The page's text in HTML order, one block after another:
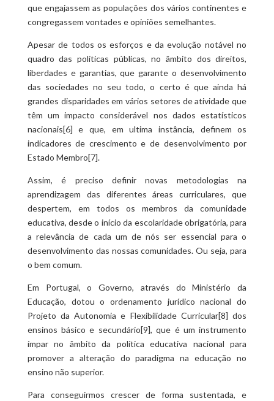
que engajassem as populações dos vários continentes e
congregassem vontades e opiniões semelhantes.
Apesar de todos os esforços e da evolução notável no
quadro das políticas públicas, no âmbito dos direitos,
liberdades e garantias, que garante o desenvolvimento
das sociedades no seu todo, o certo é que ainda há
grandes disparidades em vários setores de atividade que
têm um impacto considerável nos dados estatísticos
nacionais[6] e que, em ultima instância, definem os
indicadores de crescimento e de desenvolvimento por
Estado Membro[7].
Assim, é preciso definir novas metodologias na
aprendizagem das diferentes áreas curriculares, que
despertem, em todos os membros da comunidade
educativa, desde o início da escolaridade obrigatória, para
a relevância de cada um de nós ser essencial para o
desenvolvimento das nossas comunidades. Ou seja, para
o bem comum.
Em Portugal, o Governo, através do Ministério da
Educação, dotou o ordenamento jurídico nacional do
Projeto da Autonomia e Flexibilidade Curricular[8] dos
ensinos básico e secundário[9], que é um instrumento
ímpar no âmbito da política educativa nacional para
promover a alteração do paradigma na educação no
ensino não superior.
Para conseguirmos crescer de forma sustentada, e